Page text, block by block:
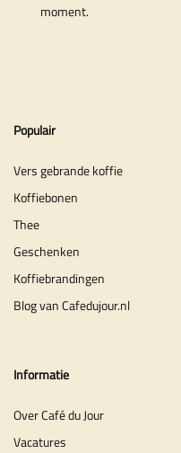
moment.
Populair
Vers gebrande koffie
Koffiebonen
Thee
Geschenken
Koffiebrandingen
Blog van Cafedujour.nl
Informatie
Over Café du Jour
Vacatures